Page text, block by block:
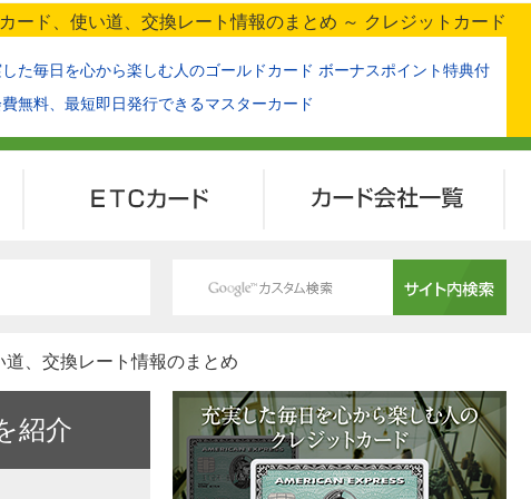
ード、使い道、交換レート情報のまとめ ～ クレジットカード
、交換レート情報のまとめ
紹介
した毎日を心から楽しむ人のゴールドカード ボーナスポイント特典付
費無料、最短即日発行できるマスターカード